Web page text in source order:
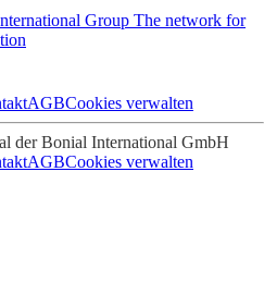
Group The network for
AGBCookies verwalten
der Bonial International GmbH
AGBCookies verwalten